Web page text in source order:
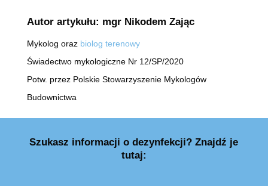
Autor artykułu: mgr Nikodem Zając
Mykolog oraz biolog terenowy
Świadectwo mykologiczne Nr 12/SP/2020
Potw. przez Polskie Stowarzyszenie Mykologów
Budownictwa
Szukasz informacji o dezynfekcji? Znajdź je
tutaj: